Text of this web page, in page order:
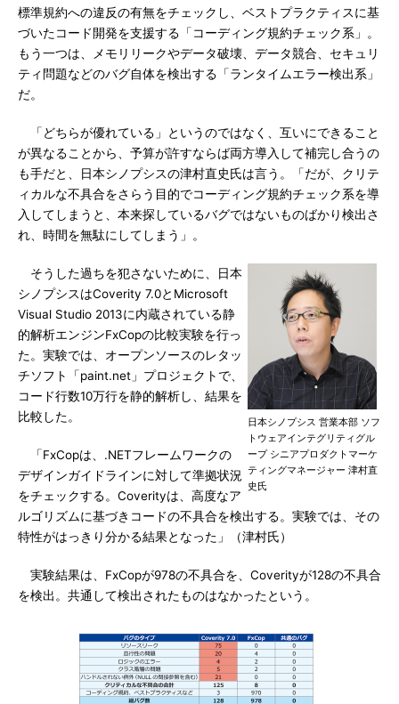
標準規約への違反の有無をチェックし、ベストプラクティスに基
づいたコード開発を支援する「コーディング規約チェック系」。
もう一つは、メモリリークやデータ破壊、データ競合、セキュリ
ティ問題などのバグ自体を検出する「ランタイムエラー検出系」
だ。
「どちらが優れている」というのではなく、互いにできること
が異なることから、予算が許すならば両方導入して補完し合うの
も手だと、日本シノプシスの津村直史氏は言う。「だが、クリテ
ィカルな不具合をさらう目的でコーディング規約チェック系を導
入してしまうと、本来探しているバグではないものばかり検出さ
れ、時間を無駄にしてしまう」。
日本シノプシス 営業本部 ソフ
トウェアインテグリティグル
ープ シニアプロダクトマーケ
ティングマネージャー 津村直
史氏
そうした過ちを犯さないために、日本
シノプシスはCoverity 7.0とMicrosoft
Visual Studio 2013に内蔵されている静
的解析エンジンFxCopの比較実験を行っ
た。実験では、オープンソースのレタッ
チソフト「paint.net」プロジェクトで、
コード行数10万行を静的解析し、結果を
比較した。
「FxCopは、.NETフレームワークの
デザインガイドラインに対して準拠状況
をチェックする。Coverityは、高度なア
ルゴリズムに基づきコードの不具合を検出する。実験では、その
特性がはっきり分かる結果となった」（津村氏）
実験結果は、FxCopが978の不具合を、Coverityが128の不具合
を検出。共通して検出されたものはなかったという。